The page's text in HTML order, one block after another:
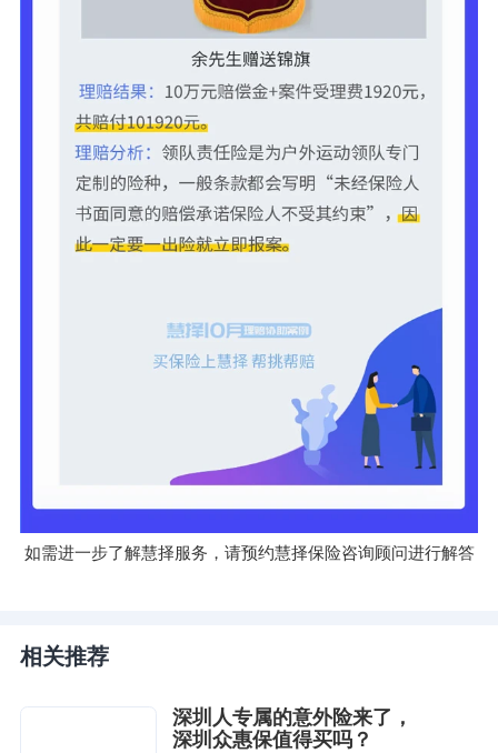
如需进一步了解慧择服务，请预约慧择保险咨询顾问进行解答
相关推荐
深圳人专属的意外险来了，
深圳众惠保值得买吗？